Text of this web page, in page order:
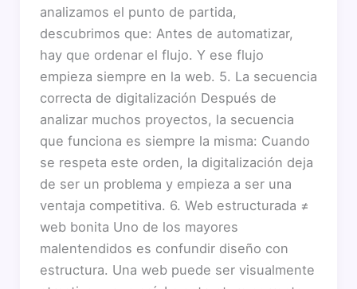
analizamos el punto de partida,
descubrimos que: Antes de automatizar,
hay que ordenar el flujo. Y ese flujo
empieza siempre en la web. 5. La secuencia
correcta de digitalización Después de
analizar muchos proyectos, la secuencia
que funciona es siempre la misma: Cuando
se respeta este orden, la digitalización deja
de ser un problema y empieza a ser una
ventaja competitiva. 6. Web estructurada ≠
web bonita Uno de los mayores
malentendidos es confundir diseño con
estructura. Una web puede ser visualmente